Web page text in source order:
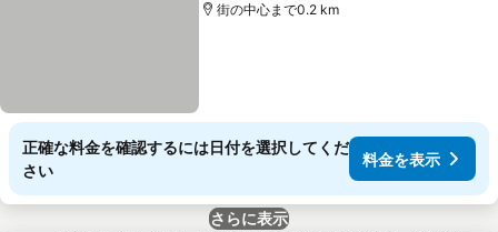
街の中心まで0.2 km
正確な料金を確認するには日付を選択してくだ
さい
料金を表示
さらに表示